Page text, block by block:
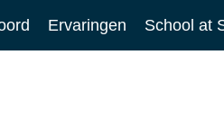
Ervaringen School at